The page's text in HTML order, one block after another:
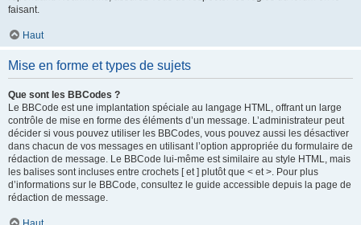
faisant.
Haut
Mise en forme et types de sujets
Que sont les BBCodes ?
Le BBCode est une implantation spéciale au langage HTML, offrant un large
contrôle de mise en forme des éléments d’un message. L’administrateur peut
décider si vous pouvez utiliser les BBCodes, vous pouvez aussi les désactiver
dans chacun de vos messages en utilisant l’option appropriée du formulaire de
rédaction de message. Le BBCode lui-même est similaire au style HTML, mais
les balises sont incluses entre crochets [ et ] plutôt que < et >. Pour plus
d’informations sur le BBCode, consultez le guide accessible depuis la page de
rédaction de message.